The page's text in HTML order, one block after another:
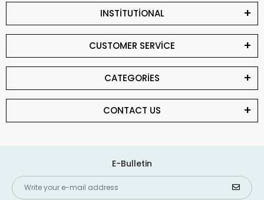
INSTİTUTİONAL
CUSTOMER SERVİCE
CATEGORİES
CONTACT US
E-Bulletin